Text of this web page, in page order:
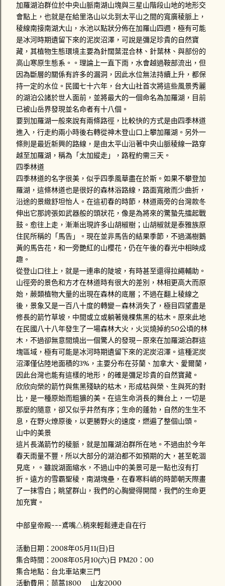
加羅湖泊群位於中央山脈南湖山塊與三星山階段山地的地形交
會點上，也就是在給里洛山以北到太平山之間的寬廣稜脈上，
稜線南接南湖大山，水池以點狀分佈在加羅山四週，極有可能
是冰河時期遺留下來的泥炭沼澤，可說是彌足珍貴的自然寶
藏，其植物生態環境主要為針闊葉混合林、針葉林、與部份的
高山寒原生態系。。理論上一直下雨，水會越過鞍部流出，但
因為斷層的關係有許多的漏洞，因此水位無法持續上升，都保
持一定的水位。民國七十六年，台大山社首次將這些風景秀麗
的湖泊公諸於世人面前，並將最大的一個命名為加羅湖，目前
已被山岳界發現並名命者有十八個。
要到加羅湖一般來說有兩條路徑，比較快的方式是由四季林道
進入，行走約兩小時後右轉從神木登山口上攀加羅湖。另外一
條則是最近新興的路線，是由太平山沿著中央山脈稜線一路穿
越至加羅湖，稱為「太加縱走」，路程約需三天。
四季林道
四季林道的名字很美，似乎四季風華盡在於斯。如果不攀登加
羅湖，這條林道也是很好的森林浴路線，路面寬敞而少曲折，
沿途的景緻舒坦怡人。在這初春的時節，林道兩旁的台灣款冬
伸出它那誇張如武器般的頭狀花，像是為將來的驚蟄先擂起戰
鼓。愈往上走，漸漸出現許多山胡椒樹；山胡椒就是泰雅族原
住民所稱的「馬告」。現在並非馬告的結果季節，不過滿樹鵝
黃的馬告花，和一旁艷紅的山櫻花，仍在午後的春光中相映成
趣。
從登山口往上，就是一連串的陡坡，有時甚至還得拉繩輔助。
山徑旁的景色和方才在林道時有很大的差別，林相更高大而原
始，蕨類植物大量的出現在森林的底層；不過在翻上稜線之
後，景象又是一百八十度的轉變－森林消失了，極目四望盡是
修長的箭竹草坡，中間或立或躺著幾棵焦黑的枯木。原來此地
在民國八十八年發生了一場森林大火，火災燒掉約50公頃的林
木，不過卻無意間燒出一個驚人的發現－原來在加羅湖泊群這
塊區域，極有可能是冰河時期遺留下來的泥炭沼澤。這種泥炭
沼澤僅佔陸地面積的3%，主要分布在芬蘭、加拿大、愛爾蘭，
因此台灣也能有這樣的地形，的確是彌足珍貴的自然寶藏。
欣欣向榮的箭竹與焦黑殘缺的枯木，形成枯與榮、生與死的對
比，是一種原始而粗獷的美。在這生命消長的舞台上，一切是
那麼的隨意，卻又似乎井然有序；生命的蓬勃，自然的生生不
息，在野火燎原後，以更勝野火的速度，燃遍了整個山頭。
山中的美景
這片長滿箭竹的稜脈，就是加羅湖泊群所在地。不過由於今年
春天雨量不豐，所以大部分的湖泊都不如預期的大，甚至乾涸
見底，。雖說湖面縮水，不過山中的美景可是一點也沒有打
折。遠方的雪霸聖稜，南湖塊壘，在春寒料峭的時節朝天際畫
了一抹雪白；眺望群山，我們的心胸變得開闊，我們的生命更
加充實。
中部皇帝殿---鳶嘴△稍來輕鬆連走自在行
活動日期：2008年05月11(日)日
集合時間：2008年05月10(六)日 PM20：00
集合地點：台北車站東三門
活動費用：茼蒿1800 山友2000